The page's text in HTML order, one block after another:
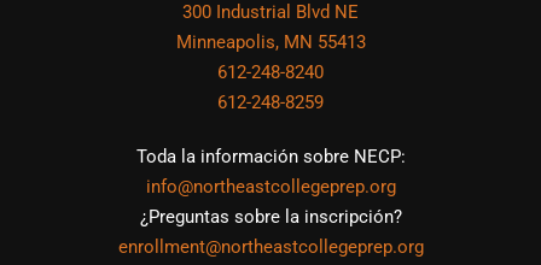
300 Industrial Blvd NE
Minneapolis, MN 55413
612-248-8240
612-248-8259
Toda la información sobre NECP:
info@northeastcollegeprep.org
¿Preguntas sobre la inscripción?
enrollment@northeastcollegeprep.org